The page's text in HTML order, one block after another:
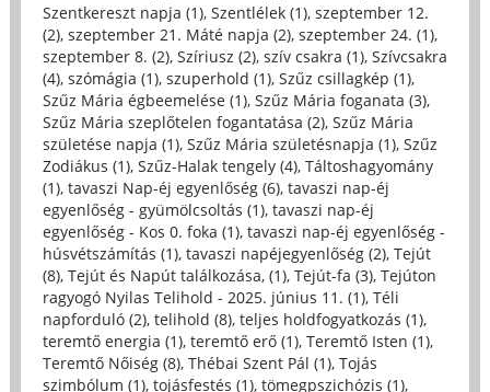
Szentkereszt napja (1), Szentlélek (1), szeptember 12.
(2), szeptember 21. Máté napja (2), szeptember 24. (1),
szeptember 8. (2), Szíriusz (2), szív csakra (1), Szívcsakra
(4), szómágia (1), szuperhold (1), Szűz csillagkép (1),
Szűz Mária égbeemelése (1), Szűz Mária foganata (3),
Szűz Mária szeplőtelen fogantatása (2), Szűz Mária
születése napja (1), Szűz Mária születésnapja (1), Szűz
Zodiákus (1), Szűz-Halak tengely (4), Táltoshagyomány
(1), tavaszi Nap-éj egyenlőség (6), tavaszi nap-éj
egyenlőség - gyümölcsoltás (1), tavaszi nap-éj
egyenlőség - Kos 0. foka (1), tavaszi nap-éj egyenlőség -
húsvétszámítás (1), tavaszi napéjegyenlőség (2), Tejút
(8), Tejút és Napút találkozása, (1), Tejút-fa (3), Tejúton
ragyogó Nyilas Telihold - 2025. június 11. (1), Téli
napforduló (2), telihold (8), teljes holdfogyatkozás (1),
teremtő energia (1), teremtő erő (1), Teremtő Isten (1),
Teremtő Nőiség (8), Thébai Szent Pál (1), Tojás
szimbólum (1), tojásfestés (1), tömegpszichózis (1),